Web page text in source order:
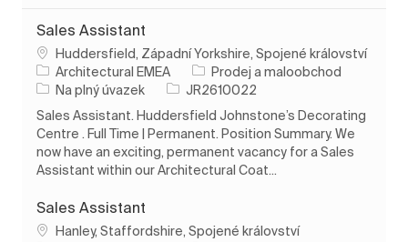
Sales Assistant
Umístění
Huddersfield, Západní Yorkshire, Spojené království
Architectural EMEA
Kategorie
Prodej a maloobchod
Typ úlohy
Na plný úvazek ID úlohy
JR2610022
Sales Assistant. Huddersfield Johnstone’s Decorating
Centre . Full Time | Permanent. Position Summary. We
now have an exciting, permanent vacancy for a Sales
Assistant within our Architectural Coat...
Sales Assistant
Umístění
Hanley, Staffordshire, Spojené království